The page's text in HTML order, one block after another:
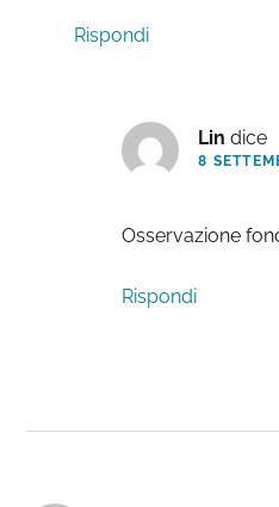
Rispondi
Lin dice
8
Osservazione
Rispondi